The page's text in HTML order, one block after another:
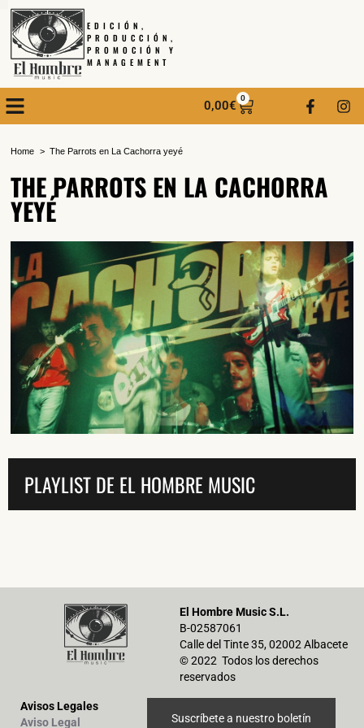
EDICIÓN,
PRODUCCIÓN,
PROMOCIÓN Y
MANAGEMENT
0,00€
0
Home The Parrots en La Cachorra yeyé
THE PARROTS EN LA CACHORRA
YEYÉ
PLAYLIST DE EL HOMBRE MUSIC
El Hombre Music S.L.
B-02587061
Calle del Tinte 35, 02002 Albacete
© 2022 Todos los derechos
reservados
Avisos Legales
Aviso Legal
Suscríbete a nuestro boletín
SUSCRÍBETE A NUESTRO BOLETÍN
He leído y acepto laPolítica de Privacidad y laNota Legal
DARME DE ALTA